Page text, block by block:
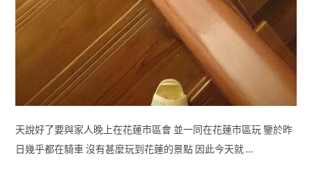
天說好了要與家人晚上在花蓮市區會 並一同在花蓮市區玩 鑒於昨
日幾乎都在騎車 沒有甚麼玩到花蓮的景點 因此今天就 …